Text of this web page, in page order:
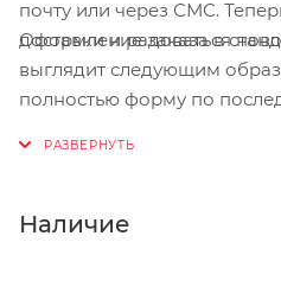
почту или через СМС.
доставки и радоваться
Оформление заказа в
выглядит следующим
полностью форму по
Нажмите кнопку «Оформить
Наличие